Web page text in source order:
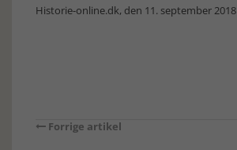
Historie-online.dk, den 11. september 2018
Forrige artikel